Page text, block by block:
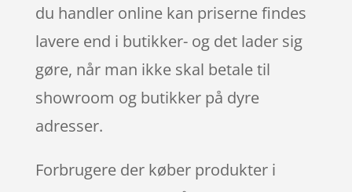
du handler online kan priserne findes
lavere end i butikker- og det lader sig
gøre, når man ikke skal betale til
showroom og butikker på dyre
adresser.
Forbrugere der køber produkter i